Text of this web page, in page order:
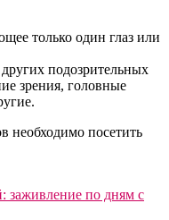
только один глаз или
подозрительных
зрения, головные
необходимо посетить
заживление по дням с